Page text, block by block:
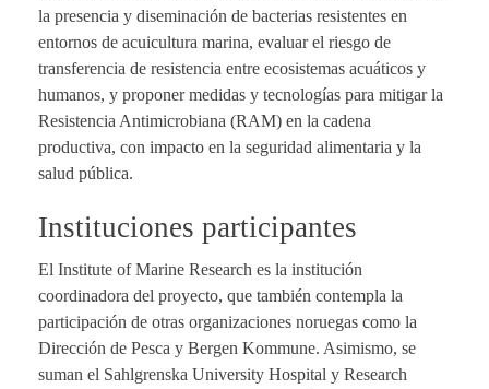
la presencia y diseminación de bacterias resistentes en
entornos de acuicultura marina, evaluar el riesgo de
transferencia de resistencia entre ecosistemas acuáticos y
humanos, y proponer medidas y tecnologías para mitigar la
Resistencia Antimicrobiana (RAM) en la cadena
productiva, con impacto en la seguridad alimentaria y la
salud pública.
Instituciones participantes
El Institute of Marine Research es la institución
coordinadora del proyecto, que también contempla la
participación de otras organizaciones noruegas como la
Dirección de Pesca y Bergen Kommune. Asimismo, se
suman el Sahlgrenska University Hospital y Research